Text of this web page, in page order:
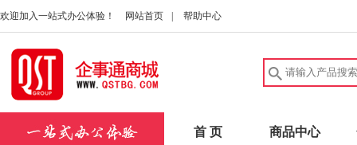
欢迎加入一站式办公体验！ 网站首页 帮助中心
首 页 商品中心